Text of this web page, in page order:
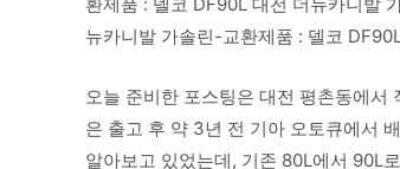
뉴카니발 가솔린-교환제품 : 델코
오늘 준비한 포스팅은 대전 평촌동에서
은 출고 후 약 3년 전 기아 오토큐에서
알아보고 있었는데, 기존 80L에서 90L